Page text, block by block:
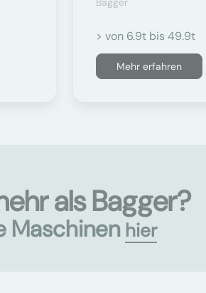
> von 6.9t bis 49.9t
Mehr erfahren
als Bagger?
Maschinen hier